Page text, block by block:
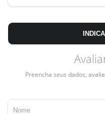
Preencha seus dados,